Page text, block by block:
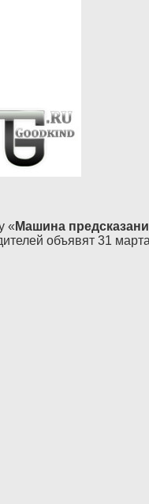
« Машина
объявят 31